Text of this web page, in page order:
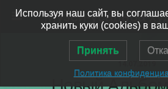
14.07.2019
Используя наш сайт, вы
хранить куки (cookies) в
Принять
Политика